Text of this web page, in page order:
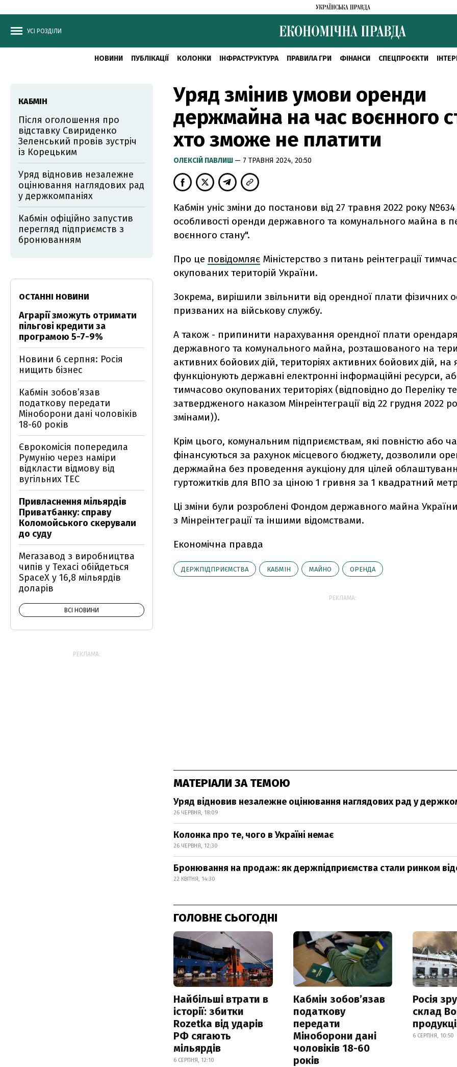
УСІ РОЗДІЛИ
НОВИНИ ПУБЛІКАЦІЇ КОЛОНКИ ІНФРАСТРУКТУРА ПРАВИЛА ГРИ ФІНАНСИ СПЕЦПРОЄКТИ
Уряд змінив умови оренди
держмайна на час воєнного
хто зможе не платити
ОЛЕКСІЙ ПАВЛИШ — 7 ТРАВНЯ 2024, 20:50
Кабмін уніс зміни до постанови від 27 травня 2022 року
особливості оренди державного та комунального майна в
воєнного стану".
Про це повідомляє Міністерство з питань реінтеграції
окупованих територій України.
Зокрема, вирішили звільнити від орендної плати фізичних
призваних на військову службу.
А також - припинити нарахування орендної плати
державного та комунального майна, розташованого на
активних бойових дій, територіях активних бойових дій, на
функціонують державні електронні інформаційні ресурси,
тимчасово окупованих територіях (відповідно до Переліку
затвердженого наказом Мінреінтеграції від 22 грудня 2022
змінами)).
Крім цього, комунальним підприємствам, які повністю або
фінансуються за рахунок місцевого бюджету, дозволили
держмайна без проведення аукціону для цілей
гуртожитків для ВПО за ціною 1 гривня за 1 квадратний
Ці зміни були розроблені Фондом державного майна України
з Мінреінтеграції та іншими відомствами.
Економічна правда
ДЕРЖПІДПРИЄМСТВА КАБМІН МАЙНО ОРЕНДА
РЕКЛАМА:
МАТЕРІАЛИ ЗА ТЕМОЮ
Уряд відновив незалежне оцінювання наглядових рад у
26 ЧЕРВНЯ, 18:09
Колонка про те, чого в Україні немає
26 ЧЕРВНЯ, 12:30
Бронювання на продаж: як держпідприємства стали ринком
22 КВІТНЯ, 14:30
ГОЛОВНЕ СЬОГОДНІ
Найбільші втрати в
історії: збитки
Rozetka від ударів
РФ сягають
мільярдів
6 СЕРПНЯ, 12:10
Кабмін зобовʼязав
податкову
передати
Міноборони дані
чоловіків 18-60
років
Росія
склад
6 СЕРПНЯ, 10:50
КАБМІН
Після оголошення про
відставку Свириденко
Зеленський провів зустріч
із Корецьким
Уряд відновив незалежне
оцінювання наглядових рад
у держкомпаніях
Кабмін офіційно запустив
перегляд підприємств з
бронюванням
ОСТАННІ НОВИНИ
Аграрії зможуть отримати
пільгові кредити за
програмою 5-7-9%
Новини 6 серпня: Росія
нищить бізнес
Кабмін зобовʼязав
податкову передати
Міноборони дані чоловіків
18-60 років
Єврокомісія попередила
Румунію через наміри
відкласти відмову від
вугільних ТЕС
Привласнення мільярдів
Приватбанку: справу
Коломойського скерували
до суду
Мегазавод з виробництва
чипів у Техасі обійдеться
SpaceX у 16,8 мільярдів
доларів
ВСІ НОВИНИ
РЕКЛАМА: